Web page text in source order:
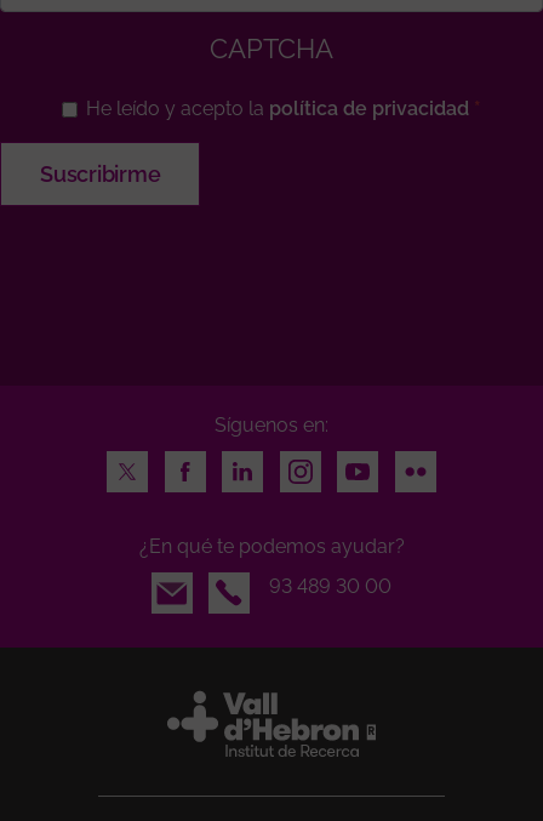
CAPTCHA
He leído y acepto la política de privacidad
Síguenos en:
Twitter
FacebookLinkedInInstagramYoutubeFlickr
¿En qué te podemos ayudar?
Email
93 489 30 00